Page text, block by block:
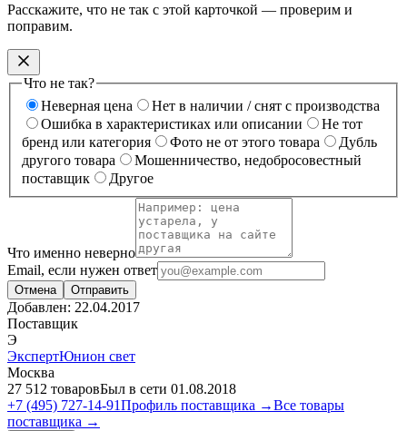
Расскажите, что не так с этой карточкой — проверим и
поправим.
Что не так?
Неверная цена
Нет в наличии / снят с производства
Ошибка в характеристиках или описании
Не тот
бренд или категория
Фото не от этого товара
Дубль
другого товара
Мошенничество, недобросовестный
поставщик
Другое
Что именно неверно
Email, если нужен ответ
Отмена Отправить
Добавлен: 22.04.2017
Поставщик
Э
ЭкспертЮнион свет
Москва
27 512 товаровБыл в сети 01.08.2018
+7 (495) 727-14-91Профиль поставщика →Все товары
поставщика →